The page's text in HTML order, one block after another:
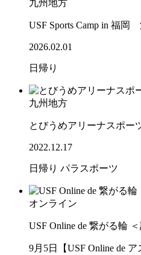
九州地方
USF Sports Camp in 福岡
2026.02.01
日帰り
九州地方
とびうめアリーナスポー
2022.12.17
日帰り パラスポーツ
オンライン
USF Online de 繋がる輪
9月5日【USF Online de